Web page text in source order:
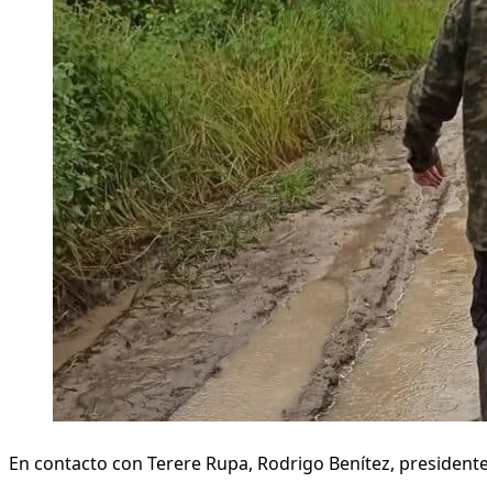
En contacto con Terere Rupa, Rodrigo Benítez,